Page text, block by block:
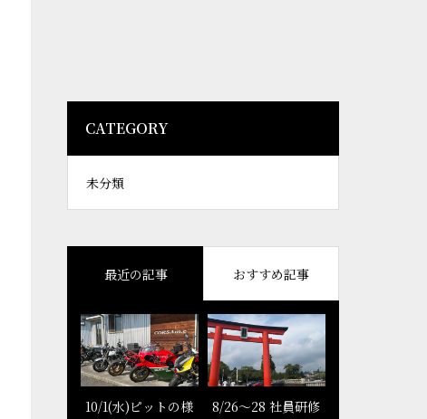
CATEGORY
未分類
最近の記事 おすすめ記事
10/1(水)ピットの様
8/26～28 社員研修
コルサモーターサ
8/26～28 社員研修